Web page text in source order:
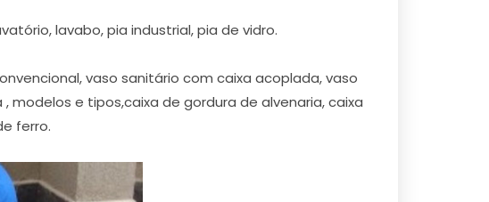
lavabo, pia industrial, pia de vidro.
convencional, vaso sanitário com caixa acoplada, vaso
, modelos e tipos,caixa de gordura de alvenaria, caixa
ferro.